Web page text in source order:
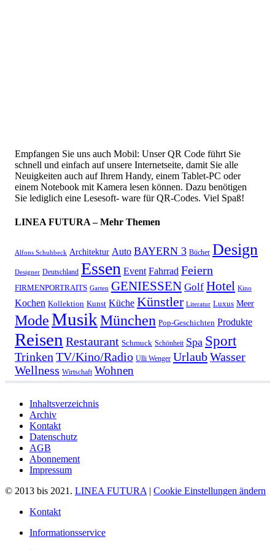
Empfangen Sie uns auch Mobil: Unser QR Code führt Sie
schnell und einfach auf unsere Internetseite, damit Sie alle
Neuigkeiten auch auf Ihrem Handy, einem Tablet-PC oder
einem Notebook mit Kamera lesen können. Dazu benötigen
Sie lediglich eine Lesesoft- ware für QR-Codes. Viel Spaß!
LINEA FUTURA – Mehr Themen
Alfons Schuhbeck Architektur Auto BAYERN 3 Bücher Design
Designer Deutschland Essen Event Fahrrad Feiern
FIRMENPORTRAITS Garten GENIESSEN Golf Hotel Kino
Kochen Kollektion Kunst Küche Künstler Literatur Luxus Meer
ModeMusikMünchen Pop-Geschichten Produkte
Reisen Restaurant Schmuck Schönheit Spa Sport
TrinkenTV/Kino/Radio Ulli Wenger UrlaubWasser
Wellness Wirtschaft Wohnen
Inhaltsverzeichnis
Archiv
Kontakt
Datenschutz
AGB
Abonnement
Impressum
© 2013 bis 2021. LINEA FUTURA | Cookie Einstellungen ändern
Kontakt
Informationsservice